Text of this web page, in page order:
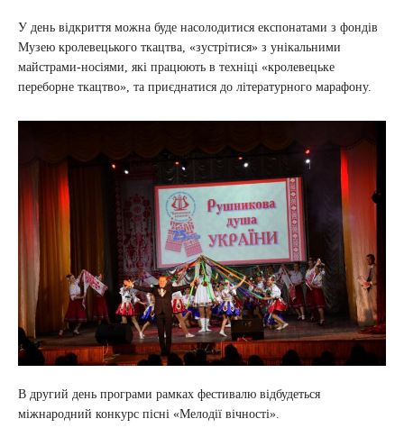
У день відкриття можна буде насолодитися експонатами з фондів
Музею кролевецького ткацтва, «зустрітися» з унікальними
майстрами-носіями, які працюють в техніці «кролевецьке
переборне ткацтво», та приєднатися до літературного марафону.
В другий день програми рамках фестивалю відбудеться
міжнародний конкурс пісні «Мелодії вічності».